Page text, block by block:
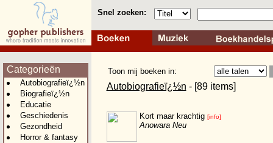
Snel zoeken:
Categorieën
Autobiografieï¿½n
Biografieï¿½n
Educatie
Geschiedenis
Gezondheid
Horror & fantasy
Toon mij boeken in:
Autobiografieï¿½n - [89 items]
Kort maar krachtig [info]
Anowara Neu